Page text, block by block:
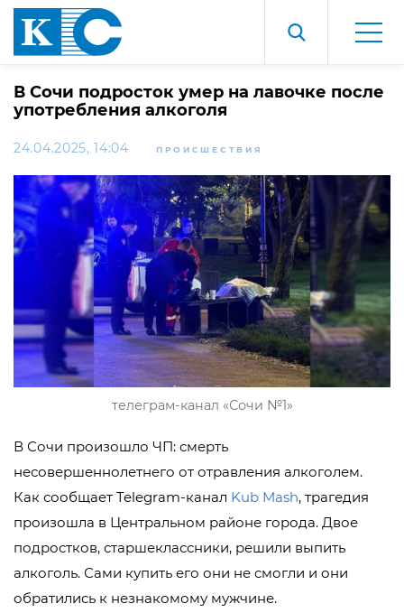
В Сочи подросток умер на лавочке после
употребления алкоголя
24.04.2025, 14:04 ПРОИСШЕСТВИЯ
телеграм-канал «Сочи №1»
В Сочи произошло ЧП: смерть
несовершеннолетнего от отравления алкоголем.
Как сообщает Telegram-канал Kub Mash, трагедия
произошла в Центральном районе города. Двое
подростков, старшеклассники, решили выпить
алкоголь. Сами купить его они не смогли и они
обратились к незнакомому мужчине.